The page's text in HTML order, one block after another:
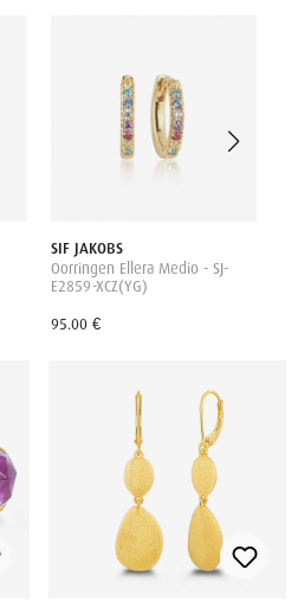
SIF JAKOBS
Oorringen Ellera Medio - SJ-
E2859-XCZ(YG)
95.00 €